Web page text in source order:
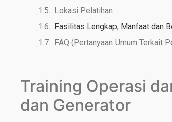
Lokasi Pelatihan
Fasilitas Lengkap, Manfaat dan
FAQ (Pertanyaan Umum Terkait
Training Operasi
dan Generator